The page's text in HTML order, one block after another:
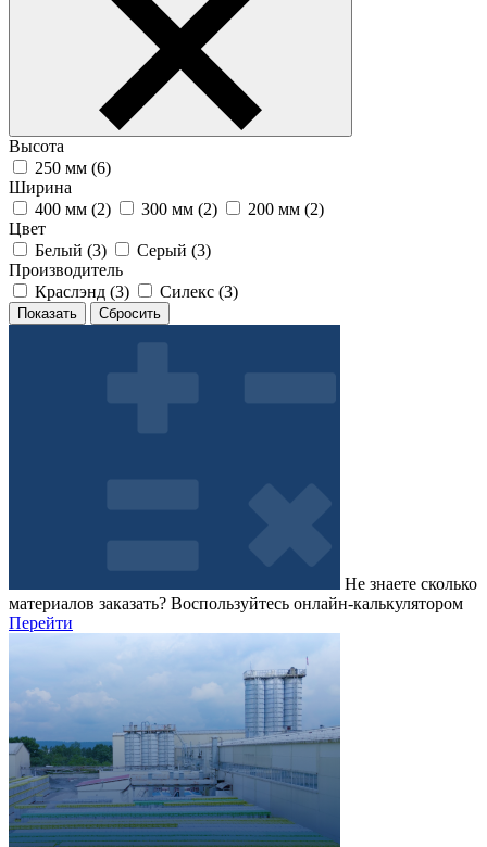
Высота
250 мм (6)
Ширина
400 мм (2) 300 мм (2) 200 мм (2)
Цвет
Белый (3) Серый (3)
Производитель
Краслэнд (3) Силекс (3)
Не знаете сколько
материалов заказать? Воспользуйтесь онлайн-калькулятором
Перейти